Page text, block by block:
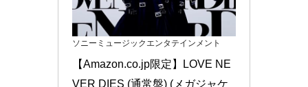
ソニーミュージックエンタテインメント
【Amazon.co.jp限定】LOVE NE
VER DIES (通常盤) (メガジャケ